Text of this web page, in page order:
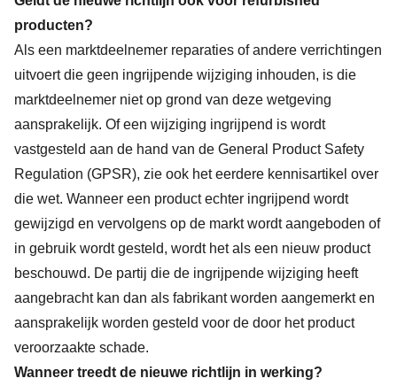
producten?
Als een marktdeelnemer reparaties of andere verrichtingen
uitvoert die geen ingrijpende wijziging inhouden, is die
marktdeelnemer niet op grond van deze wetgeving
aansprakelijk. Of een wijziging ingrijpend is wordt
vastgesteld aan de hand van de General Product Safety
Regulation (GPSR), zie ook heteerdere kennisartikel over
die wet. Wanneer een product echter ingrijpend wordt
gewijzigd en vervolgens op de markt wordt aangeboden of
in gebruik wordt gesteld, wordt het als een nieuw product
beschouwd. De partij die de ingrijpende wijziging heeft
aangebracht kan dan als fabrikant worden aangemerkt en
aansprakelijk worden gesteld voor de door het product
veroorzaakte schade.
Wanneer treedt de nieuwe richtlijn in werking?